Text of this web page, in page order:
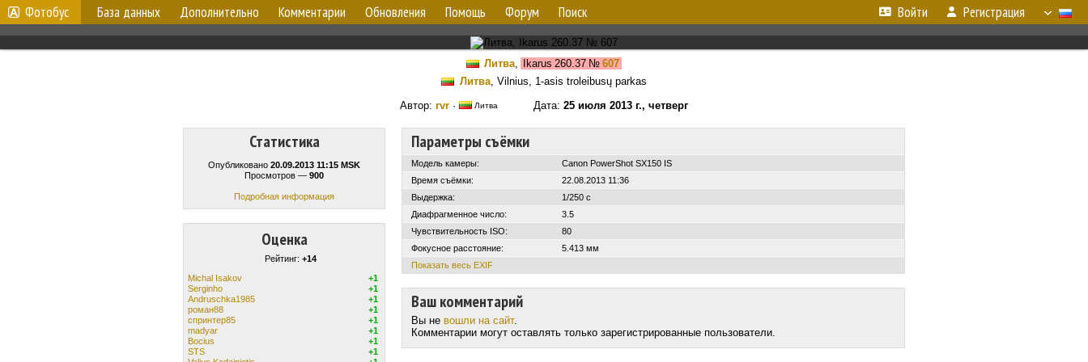
Фотобус База данных Дополнительно Комментарии Обновления Помощь Форум Поиск Войти Регистрация
Литва, Ikarus 260.37 № 607
Литва, Vilnius, 1-asis troleibusų parkas
Автор: rvr · Литва Дата: 25 июля 2013 г., четверг
Статистика
Опубликовано 20.09.2013 11:15 MSK
Просмотров — 900
Подробная информация
Оценка
Рейтинг: +14
Michal Isakov
+1
Serginho
+1
Andruschka1985
+1
роман88
+1
спринтер85
+1
madyar
+1
Bocius
+1
STS
+1
Параметры съёмки
Модель камеры:
Canon PowerShot SX150 IS
Время съёмки:
22.08.2013 11:36
Выдержка:
1/250 с
Диафрагменное число:
3.5
Чувствительность ISO:
80
Фокусное расстояние:
5.413 мм
Показать весь EXIF
Ваш комментарий
Вы не вошли на сайт.
Комментарии могут оставлять только зарегистрированные пользователи.